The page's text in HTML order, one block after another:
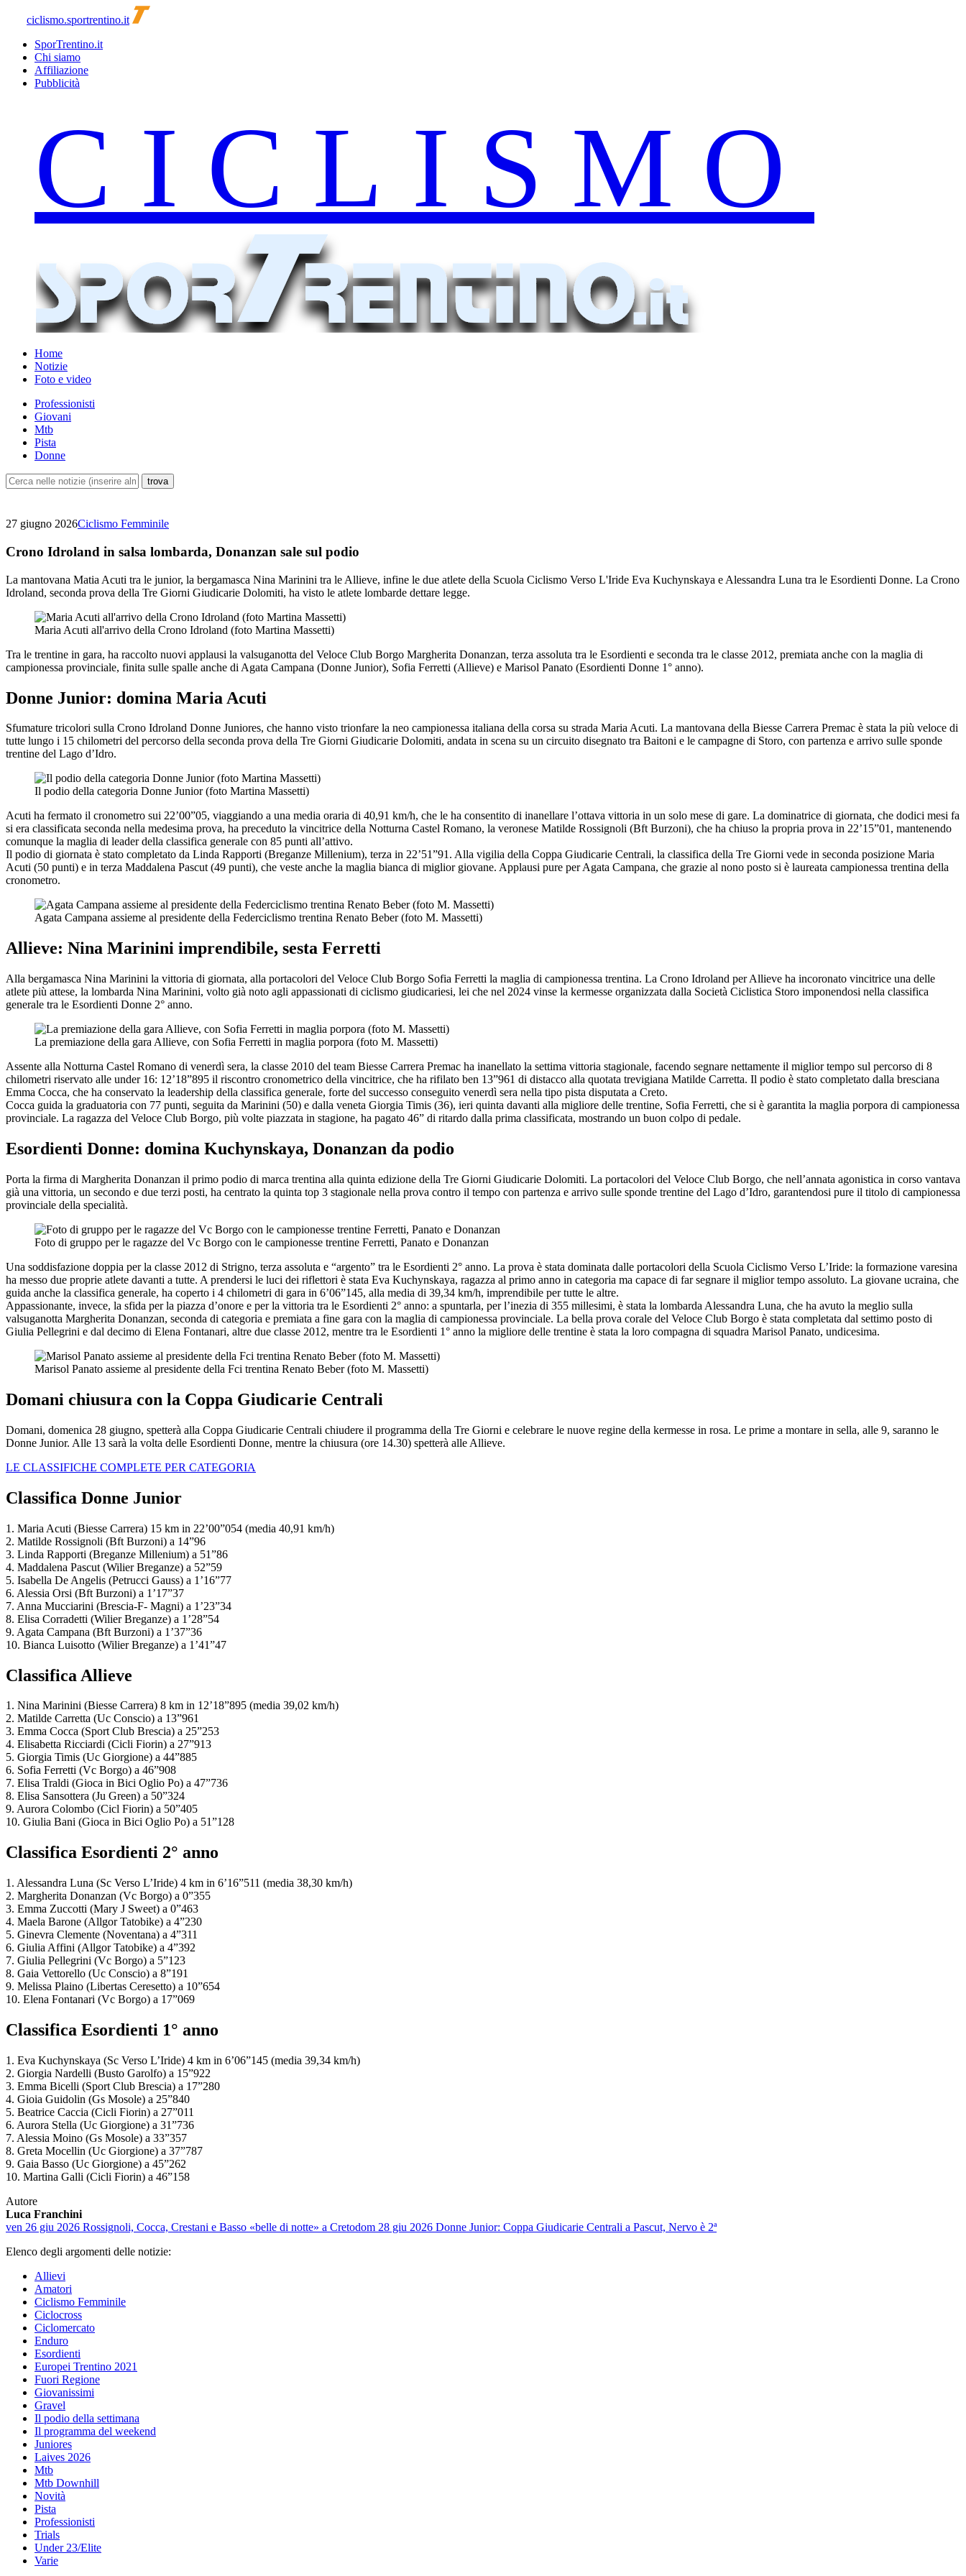
ciclismo.sportrentino.it
SporTrentino.it
Chi siamo
Affiliazione
Pubblicità
Home
Notizie
Foto e video
Professionisti
Giovani
Mtb
Pista
Donne
27 giugno 2026Ciclismo Femminile
Crono Idroland in salsa lombarda, Donanzan sale sul podio
La mantovana Matia Acuti tra le junior, la bergamasca Nina Marinini tra le Allieve, infine le due atlete della Scuola Ciclismo Verso L'Iride Eva Kuchynskaya e Alessandra Luna tra le Esordienti Donne. La Crono
Idroland, seconda prova della Tre Giorni Giudicarie Dolomiti, ha visto le atlete lombarde dettare legge.
Maria Acuti all'arrivo della Crono Idroland (foto Martina Massetti)
Tra le trentine in gara, ha raccolto nuovi applausi la valsuganotta del Veloce Club Borgo Margherita Donanzan, terza assoluta tra le Esordienti e seconda tra le classe 2012, premiata anche con la maglia di
campionessa provinciale, finita sulle spalle anche di Agata Campana (Donne Junior), Sofia Ferretti (Allieve) e Marisol Panato (Esordienti Donne 1° anno).
Donne Junior: domina Maria Acuti
Sfumature tricolori sulla Crono Idroland Donne Juniores, che hanno visto trionfare la neo campionessa italiana della corsa su strada Maria Acuti. La mantovana della Biesse Carrera Premac è stata la più veloce di
tutte lungo i 15 chilometri del percorso della seconda prova della Tre Giorni Giudicarie Dolomiti, andata in scena su un circuito disegnato tra Baitoni e le campagne di Storo, con partenza e arrivo sulle sponde
trentine del Lago d’Idro.
Il podio della categoria Donne Junior (foto Martina Massetti)
Acuti ha fermato il cronometro sui 22’00”05, viaggiando a una media oraria di 40,91 km/h, che le ha consentito di inanellare l’ottava vittoria in un solo mese di gare. La dominatrice di giornata, che dodici mesi fa
si era classificata seconda nella medesima prova, ha preceduto la vincitrice della Notturna Castel Romano, la veronese Matilde Rossignoli (Bft Burzoni), che ha chiuso la propria prova in 22’15”01, mantenendo
comunque la maglia di leader della classifica generale con 85 punti all’attivo.
Il podio di giornata è stato completato da Linda Rapporti (Breganze Millenium), terza in 22’51”91. Alla vigilia della Coppa Giudicarie Centrali, la classifica della Tre Giorni vede in seconda posizione Maria
Acuti (50 punti) e in terza Maddalena Pascut (49 punti), che veste anche la maglia bianca di miglior giovane. Applausi pure per Agata Campana, che grazie al nono posto si è laureata campionessa trentina della
cronometro.
Agata Campana assieme al presidente della Federciclismo trentina Renato Beber (foto M. Massetti)
Allieve: Nina Marinini imprendibile, sesta Ferretti
Alla bergamasca Nina Marinini la vittoria di giornata, alla portacolori del Veloce Club Borgo Sofia Ferretti la maglia di campionessa trentina. La Crono Idroland per Allieve ha incoronato vincitrice una delle
atlete più attese, la lombarda Nina Marinini, volto già noto agli appassionati di ciclismo giudicariesi, lei che nel 2024 vinse la kermesse organizzata dalla Società Ciclistica Storo imponendosi nella classifica
generale tra le Esordienti Donne 2° anno.
La premiazione della gara Allieve, con Sofia Ferretti in maglia porpora (foto M. Massetti)
Assente alla Notturna Castel Romano di venerdì sera, la classe 2010 del team Biesse Carrera Premac ha inanellato la settima vittoria stagionale, facendo segnare nettamente il miglior tempo sul percorso di 8
chilometri riservato alle under 16: 12’18”895 il riscontro cronometrico della vincitrice, che ha rifilato ben 13”961 di distacco alla quotata trevigiana Matilde Carretta. Il podio è stato completato dalla bresciana
Emma Cocca, che ha conservato la leadership della classifica generale, forte del successo conseguito venerdì sera nella tipo pista disputata a Creto.
Cocca guida la graduatoria con 77 punti, seguita da Marinini (50) e dalla veneta Giorgia Timis (36), ieri quinta davanti alla migliore delle trentine, Sofia Ferretti, che si è garantita la maglia porpora di campionessa
provinciale. La ragazza del Veloce Club Borgo, più volte piazzata in stagione, ha pagato 46” di ritardo dalla prima classificata, mostrando un buon colpo di pedale.
Esordienti Donne: domina Kuchynskaya, Donanzan da podio
Porta la firma di Margherita Donanzan il primo podio di marca trentina alla quinta edizione della Tre Giorni Giudicarie Dolomiti. La portacolori del Veloce Club Borgo, che nell’annata agonistica in corso vantava
già una vittoria, un secondo e due terzi posti, ha centrato la quinta top 3 stagionale nella prova contro il tempo con partenza e arrivo sulle sponde trentine del Lago d’Idro, garantendosi pure il titolo di campionessa
provinciale della specialità.
Foto di gruppo per le ragazze del Vc Borgo con le campionesse trentine Ferretti, Panato e Donanzan
Una soddisfazione doppia per la classe 2012 di Strigno, terza assoluta e “argento” tra le Esordienti 2° anno. La prova è stata dominata dalle portacolori della Scuola Ciclismo Verso L’Iride: la formazione varesina
ha messo due proprie atlete davanti a tutte. A prendersi le luci dei riflettori è stata Eva Kuchynskaya, ragazza al primo anno in categoria ma capace di far segnare il miglior tempo assoluto. La giovane ucraina, che
guida anche la classifica generale, ha coperto i 4 chilometri di gara in 6’06”145, alla media di 39,34 km/h, imprendibile per tutte le altre.
Appassionante, invece, la sfida per la piazza d’onore e per la vittoria tra le Esordienti 2° anno: a spuntarla, per l’inezia di 355 millesimi, è stata la lombarda Alessandra Luna, che ha avuto la meglio sulla
valsuganotta Margherita Donanzan, seconda di categoria e premiata a fine gara con la maglia di campionessa provinciale. La bella prova corale del Veloce Club Borgo è stata completata dal settimo posto di
Giulia Pellegrini e dal decimo di Elena Fontanari, altre due classe 2012, mentre tra le Esordienti 1° anno la migliore delle trentine è stata la loro compagna di squadra Marisol Panato, undicesima.
Marisol Panato assieme al presidente della Fci trentina Renato Beber (foto M. Massetti)
Domani chiusura con la Coppa Giudicarie Centrali
Domani, domenica 28 giugno, spetterà alla Coppa Giudicarie Centrali chiudere il programma della Tre Giorni e celebrare le nuove regine della kermesse in rosa. Le prime a montare in sella, alle 9, saranno le
Donne Junior. Alle 13 sarà la volta delle Esordienti Donne, mentre la chiusura (ore 14.30) spetterà alle Allieve.
LE CLASSIFICHE COMPLETE PER CATEGORIA
Classifica Donne Junior
1. Maria Acuti (Biesse Carrera) 15 km in 22’00”054 (media 40,91 km/h)
2. Matilde Rossignoli (Bft Burzoni) a 14”96
3. Linda Rapporti (Breganze Millenium) a 51”86
4. Maddalena Pascut (Wilier Breganze) a 52”59
5. Isabella De Angelis (Petrucci Gauss) a 1’16”77
6. Alessia Orsi (Bft Burzoni) a 1’17”37
7. Anna Mucciarini (Brescia-F- Magni) a 1’23”34
8. Elisa Corradetti (Wilier Breganze) a 1’28”54
9. Agata Campana (Bft Burzoni) a 1’37”36
10. Bianca Luisotto (Wilier Breganze) a 1’41”47
Classifica Allieve
1. Nina Marinini (Biesse Carrera) 8 km in 12’18”895 (media 39,02 km/h)
2. Matilde Carretta (Uc Conscio) a 13”961
3. Emma Cocca (Sport Club Brescia) a 25”253
4. Elisabetta Ricciardi (Cicli Fiorin) a 27”913
5. Giorgia Timis (Uc Giorgione) a 44”885
6. Sofia Ferretti (Vc Borgo) a 46”908
7. Elisa Traldi (Gioca in Bici Oglio Po) a 47”736
8. Elisa Sansottera (Ju Green) a 50”324
9. Aurora Colombo (Cicl Fiorin) a 50”405
10. Giulia Bani (Gioca in Bici Oglio Po) a 51”128
Classifica Esordienti 2° anno
1. Alessandra Luna (Sc Verso L’Iride) 4 km in 6’16”511 (media 38,30 km/h)
2. Margherita Donanzan (Vc Borgo) a 0”355
3. Emma Zuccotti (Mary J Sweet) a 0”463
4. Maela Barone (Allgor Tatobike) a 4”230
5. Ginevra Clemente (Noventana) a 4”311
6. Giulia Affini (Allgor Tatobike) a 4”392
7. Giulia Pellegrini (Vc Borgo) a 5”123
8. Gaia Vettorello (Uc Conscio) a 8”191
9. Melissa Plaino (Libertas Ceresetto) a 10”654
10. Elena Fontanari (Vc Borgo) a 17”069
Classifica Esordienti 1° anno
1. Eva Kuchynskaya (Sc Verso L’Iride) 4 km in 6’06”145 (media 39,34 km/h)
2. Giorgia Nardelli (Busto Garolfo) a 15”922
3. Emma Bicelli (Sport Club Brescia) a 17”280
4. Gioia Guidolin (Gs Mosole) a 25”840
5. Beatrice Caccia (Cicli Fiorin) a 27”011
6. Aurora Stella (Uc Giorgione) a 31”736
7. Alessia Moino (Gs Mosole) a 33”357
8. Greta Mocellin (Uc Giorgione) a 37”787
9. Gaia Basso (Uc Giorgione) a 45”262
10. Martina Galli (Cicli Fiorin) a 46”158
Autore
Luca Franchini
ven 26 giu 2026 Rossignoli, Cocca, Crestani e Basso «belle di notte» a Cretodom 28 giu 2026 Donne Junior: Coppa Giudicarie Centrali a Pascut, Nervo è 2ª
Elenco degli argomenti delle notizie:
Allievi
Amatori
Ciclismo Femminile
Ciclocross
Ciclomercato
Enduro
Esordienti
Europei Trentino 2021
Fuori Regione
Giovanissimi
Gravel
Il podio della settimana
Il programma del weekend
Juniores
Laives 2026
Mtb
Mtb Downhill
Novità
Pista
Professionisti
Trials
Under 23/Elite
Varie